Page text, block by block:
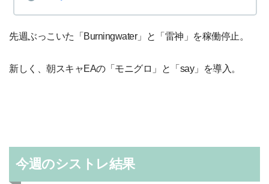
先週ぶっこいた「Burningwater」と「雷神」を稼働停止。
新しく、朝スキャEAの「モニグロ」と「say」を導入。
今週のシストレ結果